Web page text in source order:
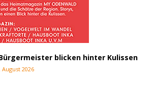
blicken hinter Kulissen
August 2026